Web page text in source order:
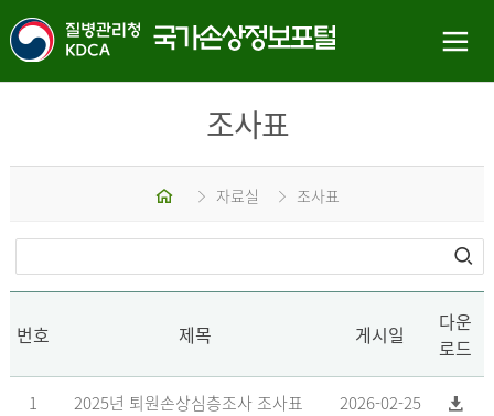
조사표
홈 자료실 조사표
번호 제목 게시일
다운
로드
1 2025년 퇴원손상심층조사 조사표 2026-02-25